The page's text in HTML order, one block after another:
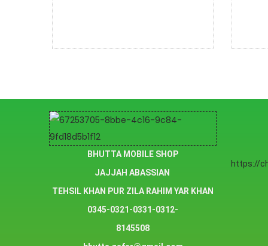
BHUTTA MOBILE SHOP
JAJJAH ABASSIAN
TEHSIL KHAN PUR ZILA RAHIM YAR KHAN
0345-0321-0331-0312-
8145508
https://